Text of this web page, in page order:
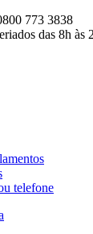
773 3838
das 8h às
telefone